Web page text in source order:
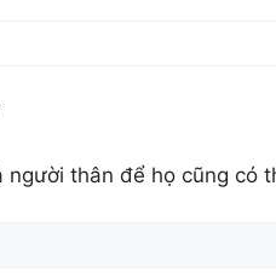
thân để họ cũng có